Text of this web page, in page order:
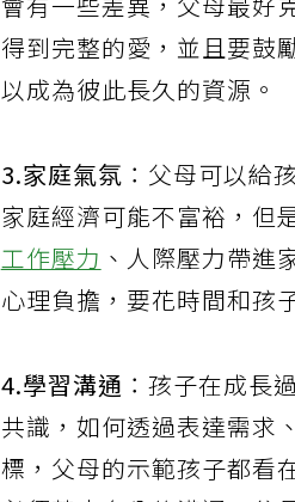
會有一些差異，父母最好
得到完整的愛，並且要鼓
以成為彼此長久的資源。
3.家庭氣氛 ：父母可以給
家庭經濟可能不富裕，但
工作壓力 、人際壓力帶
心理負擔，要花時間和孩
4.學習溝通 ：孩子在成長
共識，如何透過表達需求
標，父母的示範孩子都看